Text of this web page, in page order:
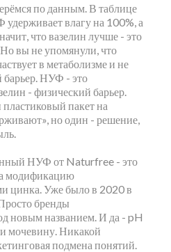
по данным. В таблице
влагу на 100%, а
что вазелин лучше - это
вы не упомянули, что
в метаболизме и не
барьер. НУФ - это
- физический барьер.
пакет на
но один - решение,
НУФ от Naturfree - это
модификацию
цинка. Уже было в 2020 в
бренды
новым названием. И да - pH
мочевину. Никакой
подмена понятий.